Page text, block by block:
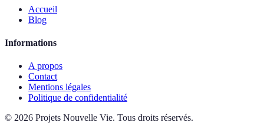
Accueil
Blog
Informations
A propos
Contact
Mentions légales
Politique de confidentialité
© 2026 Projets Nouvelle Vie. Tous droits réservés.